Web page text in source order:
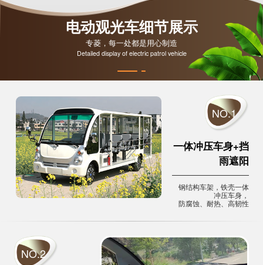
电动观光车细节展示
专菱，每一处都是用心制造
Detailed display of electric patrol vehicle
NO.1
一体冲压车身+挡
雨遮阳
钢结构车架，铁壳一体
冲压车身，
防腐蚀、耐热、高韧性
NO.2